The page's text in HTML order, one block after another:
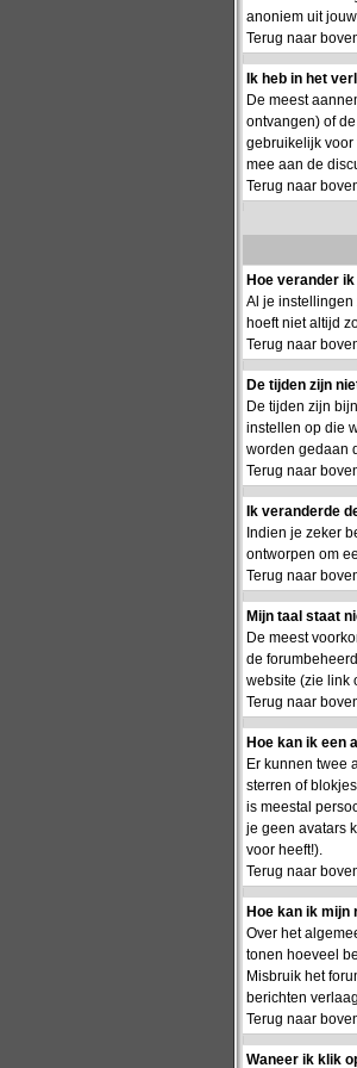
anoniem uit
Terug naar
Ik heb in het
De meest
ontvangen) of
gebruikelijk voor
mee aan de
Terug naar
Hoe verander
Al je instellingen
hoeft niet altijd
Terug naar
De tijden zijn
De tijden zijn
instellen op die
worden gedaan
Terug naar
Ik veranderde
Indien je zeker
ontworpen om
Terug naar
Mijn taal staat
De meest
de
website (zie link
Terug naar
Hoe kan ik een
Er kunnen twee
sterren of
is meestal
je geen avatars
voor heeft!).
Terug naar
Hoe kan ik mijn
Over het
tonen hoeveel
Misbruik het
berichten
Terug naar
Waneer ik klik